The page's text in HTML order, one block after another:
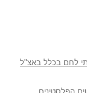
לחם בכלל באצ"ל